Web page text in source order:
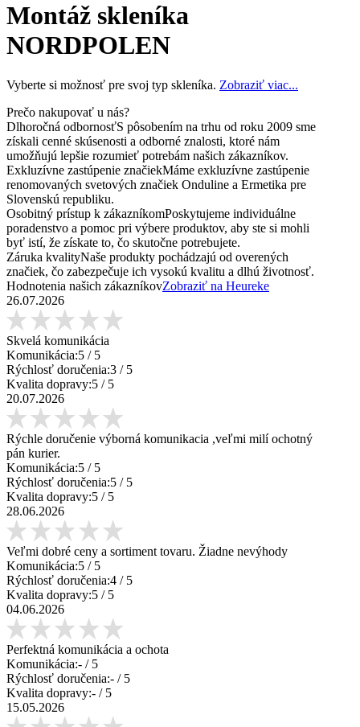
Montáž skleníka
NORDPOLEN
Vyberte si možnosť pre svoj typ skleníka. Zobraziť viac...
Prečo nakupovať u nás?
Dlhoročná odbornosťS pôsobením na trhu od roku 2009 sme
získali cenné skúsenosti a odborné znalosti, ktoré nám
umožňujú lepšie rozumieť potrebám našich zákazníkov.
Exkluzívne zastúpenie značiekMáme exkluzívne zastúpenie
renomovaných svetových značiek Onduline a Ermetika pre
Slovenskú republiku.
Osobitný prístup k zákazníkomPoskytujeme individuálne
poradenstvo a pomoc pri výbere produktov, aby ste si mohli
byť istí, že získate to, čo skutočne potrebujete.
Záruka kvalityNaše produkty pochádzajú od overených
značiek, čo zabezpečuje ich vysokú kvalitu a dlhú životnosť.
Hodnotenia našich zákazníkovZobraziť na Heureke
26.07.2026
Skvelá komunikácia
Komunikácia:5 / 5
Rýchlosť doručenia:3 / 5
Kvalita dopravy:5 / 5
20.07.2026
Rýchle doručenie výborná komunikacia ,veľmi milí ochotný
pán kurier.
Komunikácia:5 / 5
Rýchlosť doručenia:5 / 5
Kvalita dopravy:5 / 5
28.06.2026
Veľmi dobré ceny a sortiment tovaru. Žiadne nevýhody
Komunikácia:5 / 5
Rýchlosť doručenia:4 / 5
Kvalita dopravy:5 / 5
04.06.2026
Perfektná komunikácia a ochota
Komunikácia:- / 5
Rýchlosť doručenia:- / 5
Kvalita dopravy:- / 5
15.05.2026